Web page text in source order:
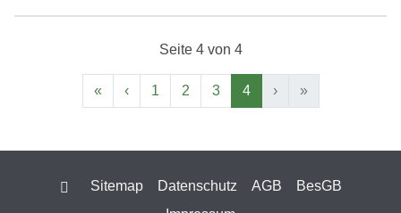
Seite 4 von 4
« ‹ 1 2 3 4 › »
SucheSitemap Datenschutz AGB
BesGB